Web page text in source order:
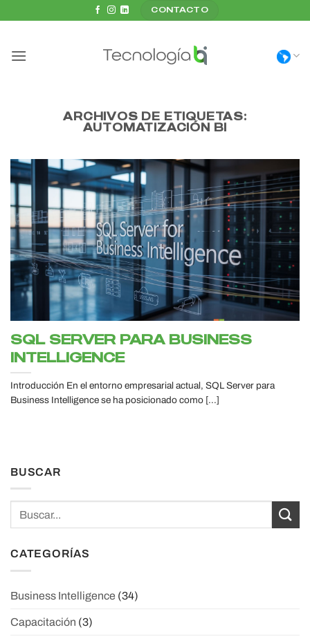
CONTACTO
ARCHIVOS DE ETIQUETAS:
AUTOMATIZACIÓN BI
SQL SERVER PARA BUSINESS
INTELLIGENCE
Introducción En el entorno empresarial actual, SQL Server para
Business Intelligence se ha posicionado como [...]
BUSCAR
CATEGORÍAS
Business Intelligence (34)
Capacitación (3)